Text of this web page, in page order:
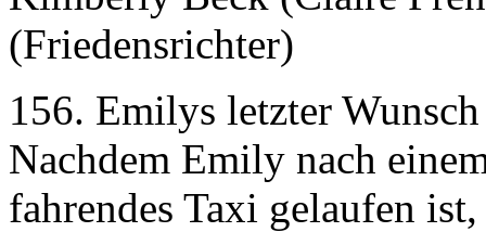
(Friedensrichter)
156. Emilys letzter
Nachdem Emily nach
fahrendes Taxi gelaufen